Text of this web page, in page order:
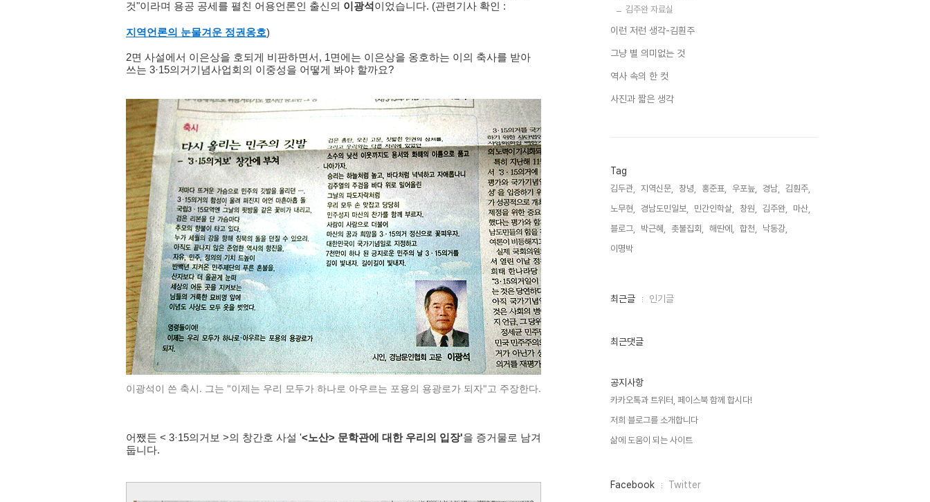
것"이라며 용공 공세를 펼친 어용언론인 출신의 이광석 이었습니다. (관련기사 확인 :
지역언론의 눈물겨운 정권옹호)
2면 사설에서 이은상을 호되게 비판하면서, 1면에는 이은상을 옹호하는 이의 축사를 받아
쓰는 3·15의거기념사업회의 이중성을 어떻게 봐야 할까요?
이광석이 쓴 축시. 그는 "이제는 우리 모두가 하나로 아우르는 포용의 용광로가 되자"고 주장한다.
어쨌든 < 3·15의거보 >의 창간호 사설 '<노산> 문학관에 대한 우리의 입장'을 증거물로 남겨
둡니다.
김주완 자료실
이런 저런 생각-김훤주
그냥 별 의미없는 것
역사 속의 한 컷
사진과 짧은 생각
Tag
김두관, 지역신문, 창녕, 홍준표, 우포늪, 경남,
김훤주,
노무현,
경남도민일보, 민간인학살, 창원, 김주완,
마산,
블로그,
박근혜, 촛불집회, 해딴에, 합천,
낙동강,
이명박,
최
인
최근글 인기글
최근댓글
공지사항
카카오톡과 트위터, 페이스북 함께 합시다!
저희 블로그를 소개합니다
삶에 도움이 되는 사이트
페
Facebook Twitter